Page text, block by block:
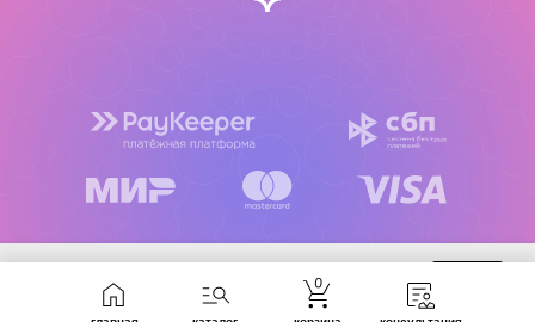
также для сбора статистики и улучшения работы сервиса.
Продолжая пользоваться сайтом, вы соглашаетесь с их
использованием. Подробнее — вПолитике конфиденциальности.
0